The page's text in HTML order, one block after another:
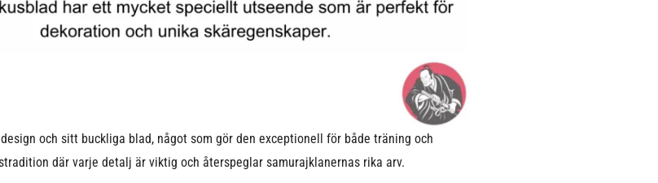
och sitt buckliga blad, något som gör den exceptionell för både träning och
där varje detalj är viktig och återspeglar samurajklanernas rika arv.